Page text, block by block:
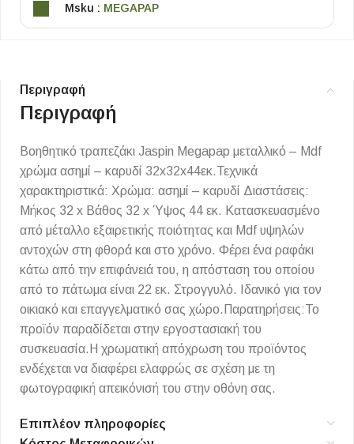
Msku : MEGAPAP
Περιγραφή
Περιγραφή
Βοηθητικό τραπεζάκι Jaspin Megapap μεταλλικό – Mdf
χρώμα ασημί – καρυδί 32x32x44εκ.Τεχνικά
χαρακτηριστικά: Χρώμα: ασημί – καρυδί Διαστάσεις:
Μήκος 32 x Βάθος 32 x Ύψος 44 εκ. Κατασκευασμένο
από μέταλλο εξαιρετικής ποιότητας και Mdf υψηλών
αντοχών στη φθορά και στο χρόνο. Φέρει ένα ραφάκι
κάτω από την επιφάνειά του, η απόσταση του οποίου
από το πάτωμα είναι 22 εκ. Στρογγυλό. Ιδανικό για τον
οικιακό και επαγγελματικό σας χώρο.Παρατηρήσεις:Το
προϊόν παραδίδεται στην εργοστασιακή του
συσκευασία.Η χρωματική απόχρωση του προϊόντος
ενδέχεται να διαφέρει ελαφρώς σε σχέση με τη
φωτογραφική απεικόνισή του στην οθόνη σας.
Επιπλέον πληροφορίες